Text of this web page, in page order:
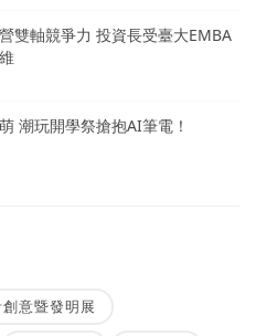
雙軸競爭力 投資長受臺大EMBA
潮玩開學祭搶抱AI筆電！
意暨發明展